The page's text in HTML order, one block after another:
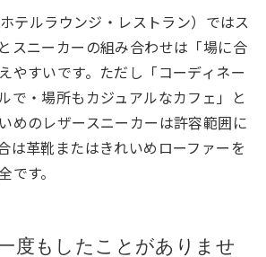
テルラウンジ・レストラン）ではス
スニーカーの組み合わせは「場に合
やすいです。ただし「コーディネー
で・場所もカジュアルなカフェ」と
めのレザースニーカーは許容範囲に
は革靴またはきれいめローファーを
です。
度もしたことがありませ